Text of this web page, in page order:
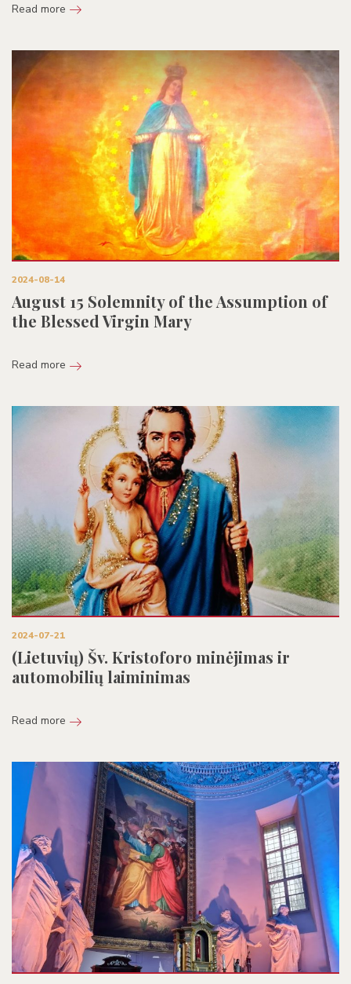
Read more
2024-08-14
August 15 Solemnity of the Assumption of
the Blessed Virgin Mary
Read more
2024-07-21
(Lietuvių) Šv. Kristoforo minėjimas ir
automobilių laiminimas
Read more